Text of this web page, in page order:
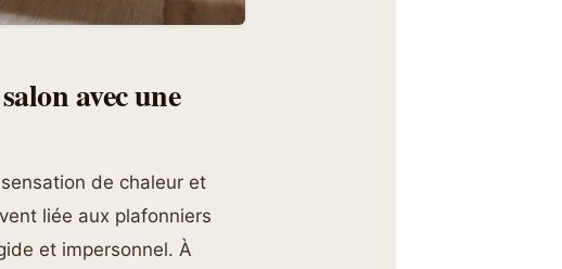
avec une
de chaleur et
liée aux plafonniers
et impersonnel. À